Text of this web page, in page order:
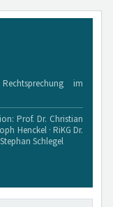
im
Prof. Dr. Christian
Henckel · RiKG Dr.
Schlegel